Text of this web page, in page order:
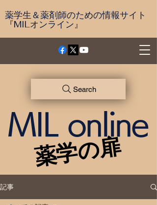
薬学生＆薬剤師のための情報サイト
『MILオンライン』
薬学の扉
薬学の扉
MIL online
Search
記事